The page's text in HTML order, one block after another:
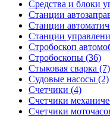
Средства и блоки
Станции
Станции
Станции
Стробоскоп
Стробоскопы (36)
Стыковая сварка (7)
Судовые насосы (2)
Счетчики (4)
Счетчики
Счетчики